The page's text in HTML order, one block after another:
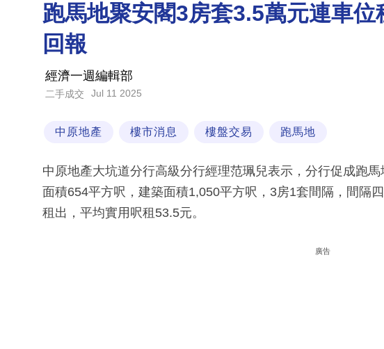
跑馬地聚安閣3房套3.5萬元連車
回報
經濟一週編輯部
二手成交 Jul 11 2025
中原地產 樓市消息 樓盤交易 跑馬地
中原地產大坑道分行高級分行經理范珮兒表示，分行促成跑
面積654平方呎，建築面積1,050平方呎，3房1套間隔，間隔
租出，平均實用呎租53.5元。
廣告